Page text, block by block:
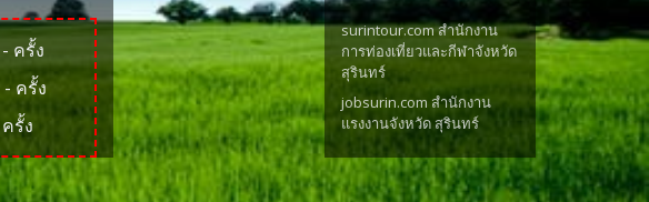
- ครั้ง
-ครั้ง
ครั้ง
surintour.com สำนักงาน
การท่องเที่ยวและกีฬาจังหวัด
สุรินทร์
jobsurin.com สำนักงาน
แรงงานจังหวัด สุรินทร์